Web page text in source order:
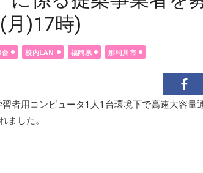
月)17時)
校内LAN 福岡県 那珂川市
者用コンピュータ1人1台環境下で高速大容量
した。